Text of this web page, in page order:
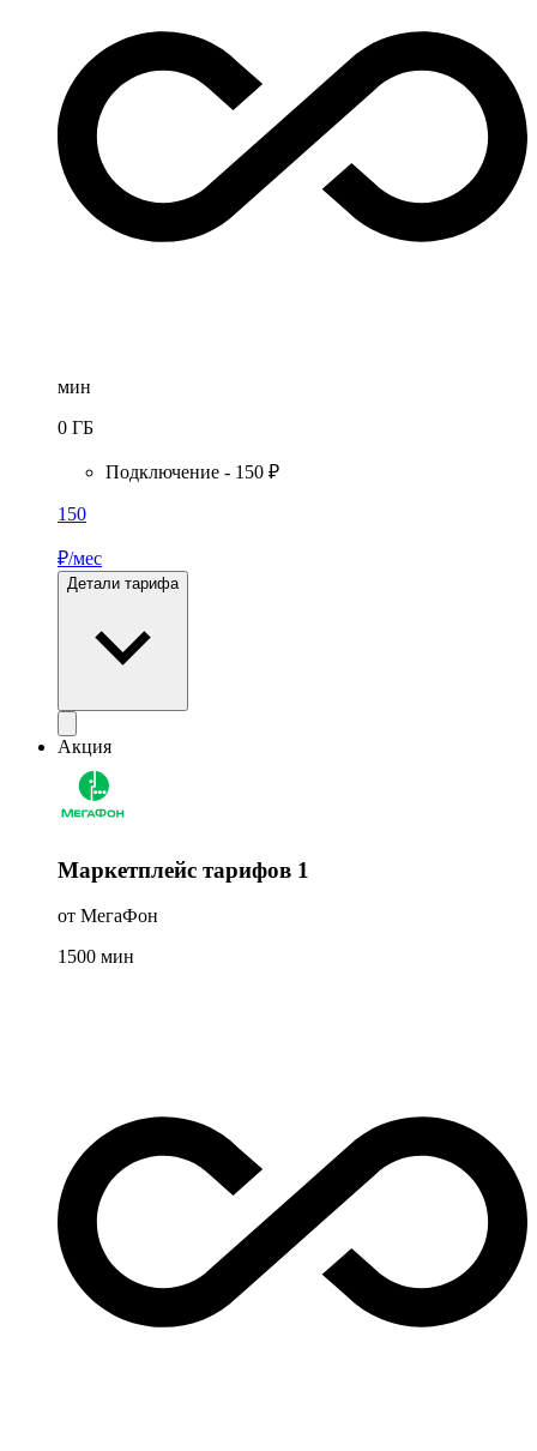
мин
0 ГБ
Подключение - 150 ₽
150
₽/мес
Детали тарифа
Акция
Маркетплейс тарифов 1
от МегаФон
1500 мин